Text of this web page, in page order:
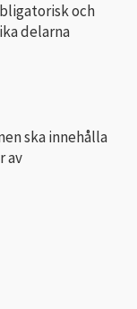
och
delarna
ska innehålla
av